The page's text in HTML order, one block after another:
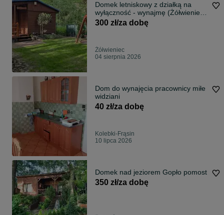
Domek letniskowy z działką na
wyłączność - wynajmę (Żółwieniec
gmina Ślesin)
300 zł/za dobę
Żółwieniec
04 sierpnia 2026
Dom do wynajęcia pracownicy miłe
widziani
40 zł/za dobę
Kolebki-Frąsin
10 lipca 2026
Domek nad jeziorem Gopło pomost
350 zł/za dobę